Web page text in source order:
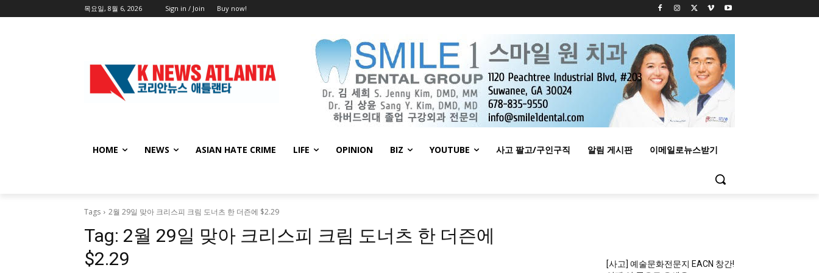
목요일, 8월 6, 2026 Sign in / Join Buy now!
HOME NEWS ASIAN HATE CRIME LIFE OPINION BIZ YOUTUBE 사고 팔고/구인구직 알림 게시판 이메일로뉴스받기
Tags 2월 29일 맞아 크리스피 크림 도너츠 한 더즌에 $2.29
Tag: 2월 29일 맞아 크리스피 크림 도너츠 한 더즌에
$2.29
[사고] 예술문화전문지 EACN 창간!